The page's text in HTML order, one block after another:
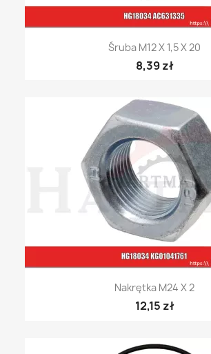
Śruba M12 X 1,5 X 20
8,39 zł
Nakrętka M24 X 2
12,15 zł